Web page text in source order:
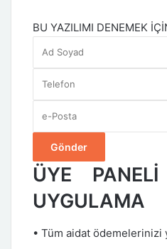
BU YAZILIMI DENEMEK
ÜYE
UYGULAMA
• Tüm aidat ödemelerinizi